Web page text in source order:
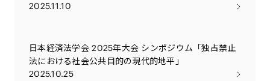
2025.11.10
日本経済法学会 2025年大会 シンポジウム「独占禁止
法における社会公共目的の現代的地平」
2025.10.25